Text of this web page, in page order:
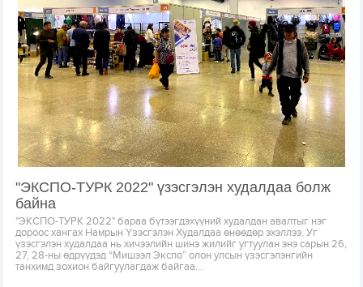
"ЭКСПО-ТУРК 2022" үзэсгэлэн худалдаа болж
байна
"ЭКСПО-ТУРК 2022" бараа бүтээгдэхүүний худалдан авалтыг нэг
дороос хангах Намрын Үзэсгэлэн Худалдаа өнөөдөр эхэллээ. Уг
үзэсгэлэн худалдаа нь хичээлийн шинэ жилийг угтуулан энэ сарын 26,
27, 28-ны өдрүүдэд “Мишээл Экспо” олон улсын үзэсгэлэнгийн
танхимд зохион байгуулагдаж байгаа...